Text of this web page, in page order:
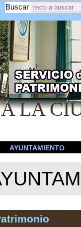
Buscar
LA
AYUNTAMIENTO